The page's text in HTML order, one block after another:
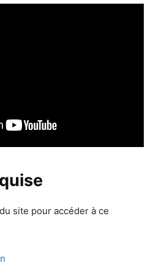
site pour accéder à ce